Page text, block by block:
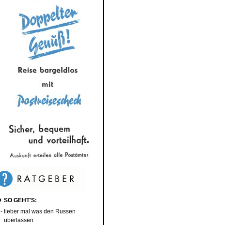
SO GEHT'S:
- lieber mal was den Russen
überlassen